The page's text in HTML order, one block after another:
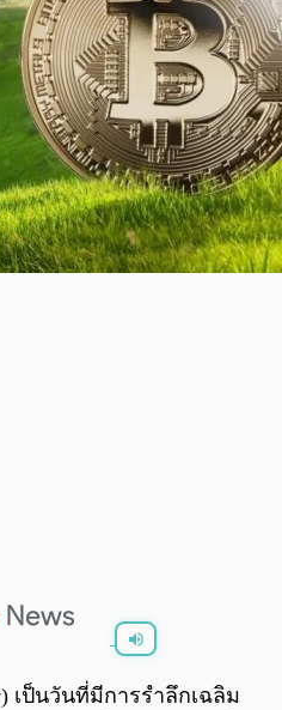
0:00 0:00
เป็นวันที่มีการรำลึกเฉลิม